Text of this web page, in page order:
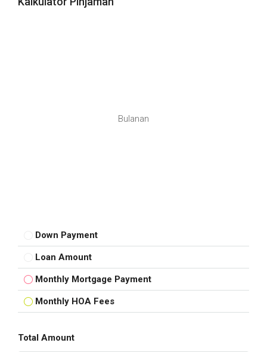
Bulanan
Down Payment
Loan Amount
Monthly Mortgage Payment
Monthly HOA Fees
Total Amount